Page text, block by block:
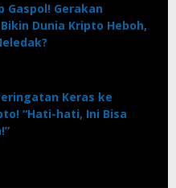
Gaspol! Gerakan
Dunia Kripto Heboh,
Keras ke
“Hati-hati, Ini Bisa